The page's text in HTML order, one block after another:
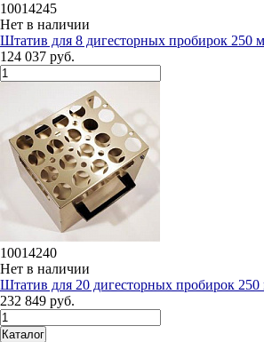
10014245
Нет в наличии
Штатив для 8 дигесторных пробирок 250
124 037 руб.
10014240
Нет в наличии
Штатив для 20 дигесторных пробирок 250
232 849 руб.
Каталог